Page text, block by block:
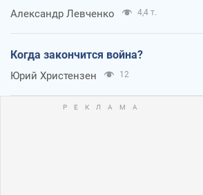
Александр Левченко 4,4 т.
Когда закончится война?
Юрий Христензен 12